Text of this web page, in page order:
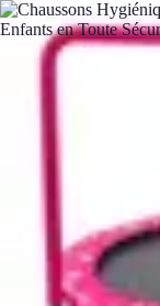
Plongée et Jet
PlongéeÉquipement